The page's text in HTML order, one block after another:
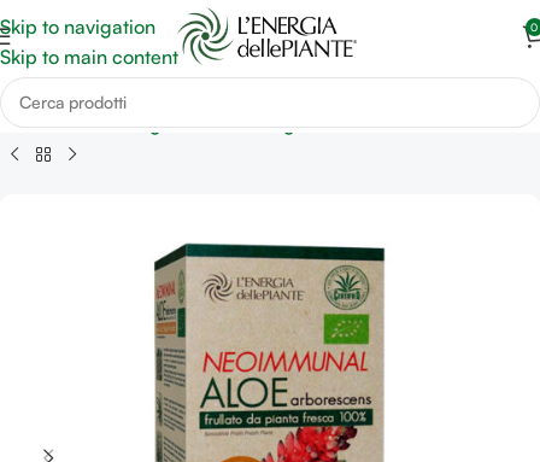
Skip to navigation
Skip to main content
0
da Agricoltura Biologica Linea Aloe Arborescens